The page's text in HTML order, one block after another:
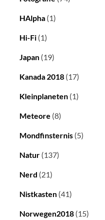
HAlpha (1)
Hi-Fi (1)
Japan (19)
Kanada 2018 (17)
Kleinplaneten (1)
Meteore (8)
Mondfinsternis (5)
Natur (137)
Nerd (21)
Nistkasten (41)
Norwegen2018 (15)